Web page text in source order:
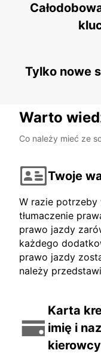
Tylko nowe
Warto
Co należy mieć ze
Twoje
W razie potrzeby
tłumaczenie
prawo jazdy
każdego
prawo jazdy
należy
Karta
imię i
kierowcy